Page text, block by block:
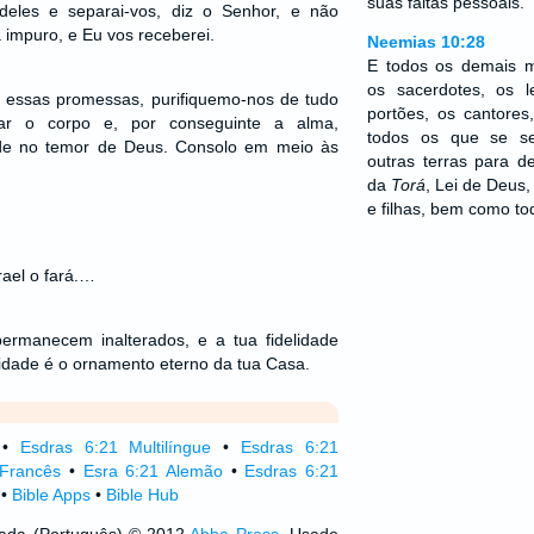
e separai-vos, diz o Senhor, e não
e Eu vos receberei.
promessas, purifiquemo-nos de tudo
o corpo e, por conseguinte a alma,
no temor de Deus. Consolo em meio às
o fará.…
inalterados, e a tua fidelidade
é o ornamento eterno da tua Casa.
Esdras 6:21 Multilíngue • Esdras 6:21
• Esra 6:21 Alemão• Esdras 6:21
Bible Apps• Bible Hub
Neemias 10:28
E todos os demais
os sacerdotes, os
portões, os
todos os que se
outras terras para
da Torá , Lei de
e filhas, bem como